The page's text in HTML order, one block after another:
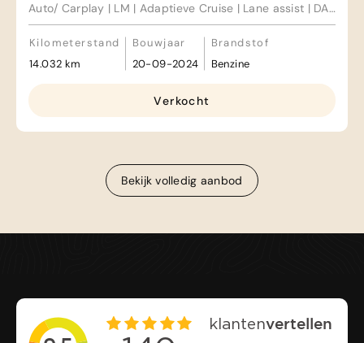
Auto/ Carplay | LM | Adaptieve Cruise | Lane assist | DAB
| Crimate control
Kilometerstand
14.032 km
Bouwjaar
20-09-2024
Brandstof
Benzine
Verkocht
Bekijk volledig aanbod